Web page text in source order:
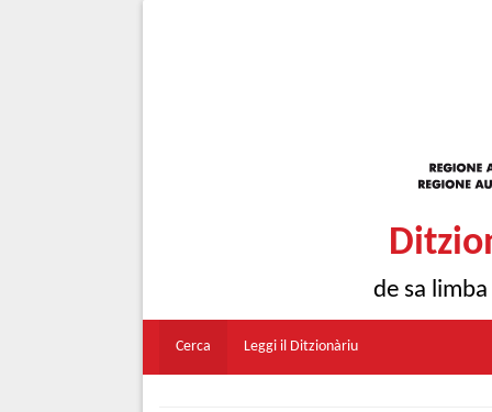
de sa
Cerca Leggi il Ditzionàriu